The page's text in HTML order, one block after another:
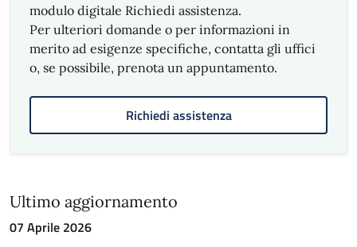
modulo digitale Richiedi assistenza.
Per ulteriori domande o per informazioni in
merito ad esigenze specifiche, contatta gli uffici
o, se possibile, prenota un appuntamento.
Richiedi assistenza
Ultimo aggiornamento
07 Aprile 2026